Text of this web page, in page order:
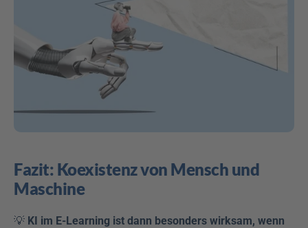
Fazit: Koexistenz von Mensch und
Maschine
💡 KI im E-Learning ist dann besonders wirksam, wenn